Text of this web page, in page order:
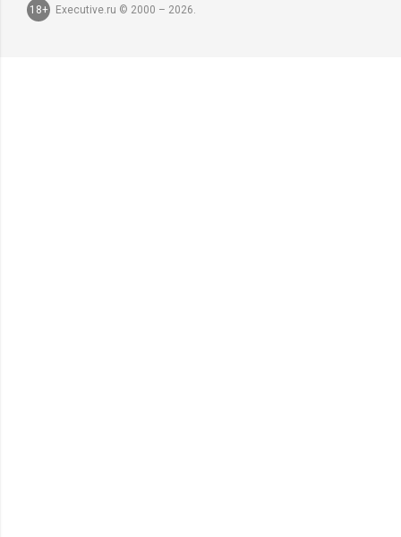
18+ Executive.ru © 2000 – 2026.